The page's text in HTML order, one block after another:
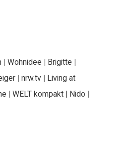
| Wohnidee | Brigitte |
| nrw.tv | Living at
| WELT kompakt | Nido |